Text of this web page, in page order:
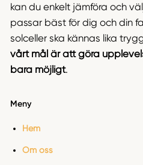
kan du enkelt jämföra och
passar bäst för dig och din
solceller ska kännas lika
vårt mål är att göra
bara möjligt.
Meny
Hem
Om oss